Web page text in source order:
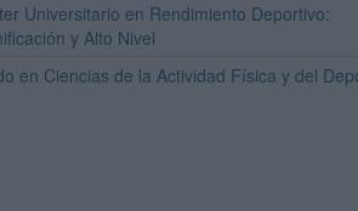
Universitario en Rendimiento Deportivo:
y Alto Nivel
en Ciencias de la Actividad Física y del